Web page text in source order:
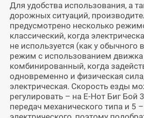
Для удобства использования, а
дорожных ситуаций,
предусмотрено несколько
классический, когда
не используется (как у обычного
режим с использованием движка
комбинированный, когда
одновременно и физическая
электрическая. Скорость езды
регулировать – на Е-Нот Биг Бой
передач механического типа и 5 –